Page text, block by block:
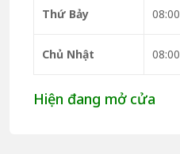
Thứ Bảy 08:00
Chủ Nhật 08:00
Hiện đang mở cửa